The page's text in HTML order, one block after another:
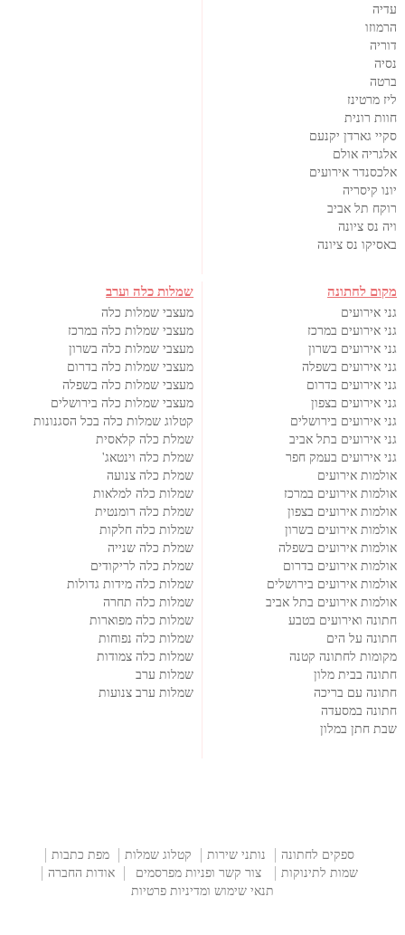
עדיה
הרמוזו
דוריה
נסיה
ברטה
ליז מרטינז
חוות רונית
סקיי גארדן יקנעם
אלגריה אולם
אלכסנדר אירועים
יונו קיסריה
רוקח תל אביב
ויה נס ציונה
באסיקו נס ציונה
מקום לחתונה
גני אירועים
גני אירועים במרכז
גני אירועים בשרון
גני אירועים בשפלה
גני אירועים בדרום
גני אירועים בצפון
גני אירועים בירושלים
גני אירועים בתל אביב
גני אירועים בעמק חפר
אולמות אירועים
אולמות אירועים במרכז
אולמות אירועים בצפון
אולמות אירועים בשרון
אולמות אירועים בשפלה
אולמות אירועים בדרום
אולמות אירועים בירושלים
אולמות אירועים בתל אביב
חתונה ואירועים בטבע
חתונה על הים
מקומות לחתונה קטנה
חתונה בבית מלון
חתונה עם בריכה
חתונה במסעדה
שבת חתן במלון
שמלות כלה וערב
מעצבי שמלות כלה
מעצבי שמלות כלה במרכז
מעצבי שמלות כלה בשרון
מעצבי שמלות כלה בדרום
מעצבי שמלות כלה בשפלה
מעצבי שמלות כלה בירושלים
קטלוג שמלות כלה בכל הסגנונות
שמלת כלה קלאסית
שמלת כלה וינטאג'
שמלת כלה צנועה
שמלות כלה למלאות
שמלת כלה רומנטית
שמלות כלה חלקות
שמלת כלה שנייה
שמלת כלה לריקודים
שמלות כלה מידות גדולות
שמלות כלה תחרה
שמלות כלה מפוארות
שמלות כלה נפוחות
שמלות כלה צמודות
שמלות ערב
שמלות ערב צנועות
ספקים לחתונה נותני שירות קטלוג שמלות
מפת כתבות
שמות לתינוקות
צור קשר ופניות מפרסמים
אודות החברה
תנאי שימוש ומדיניות פרטיות